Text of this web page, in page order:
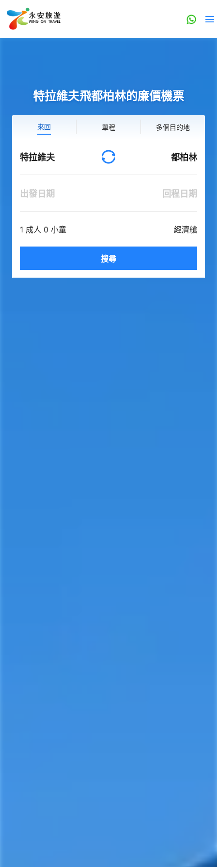
特拉維夫飛都柏林的廉價機票
來回 單程 多個目的地
特拉維夫 都柏林
出發日期 回程日期
1 成人 0 小童 經濟艙
搜尋